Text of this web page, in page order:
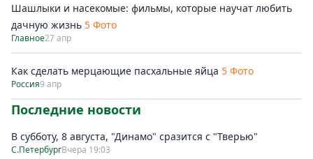
Шашлыки и насекомые: фильмы, которые научат любить
дачную жизнь 5 Фото
Главное27 апр
Как сделать мерцающие пасхальные яйца 5 Фото
Россия9 апр
Последние новости
В субботу, 8 августа, "Динамо" сразится с "Тверью"
С.ПетербургВчера 19:03